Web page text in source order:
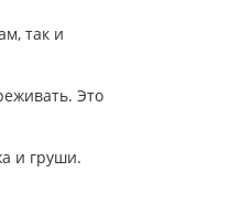
так и
Это
и груши.